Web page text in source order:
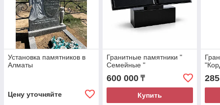
Установка памятников в
Алматы
Цену уточняйте
Гранитные памятники "
Семейные "
600 000₸
Купить